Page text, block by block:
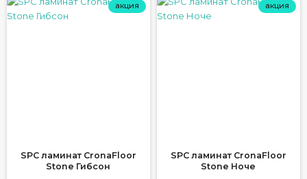
акция
SPC ламинат CronaFloor
Stone Гибсон
акция
SPC ламинат CronaFloor
Stone Ноче